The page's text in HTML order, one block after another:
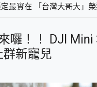
最實在 「台灣大哥大」
和掌機設計的 FireCuda
裡，100%全無線設計
微星 Prestige 14 AI+
街拍機~ realme 16 Pro 開
囉！！ DJI
新寵兒